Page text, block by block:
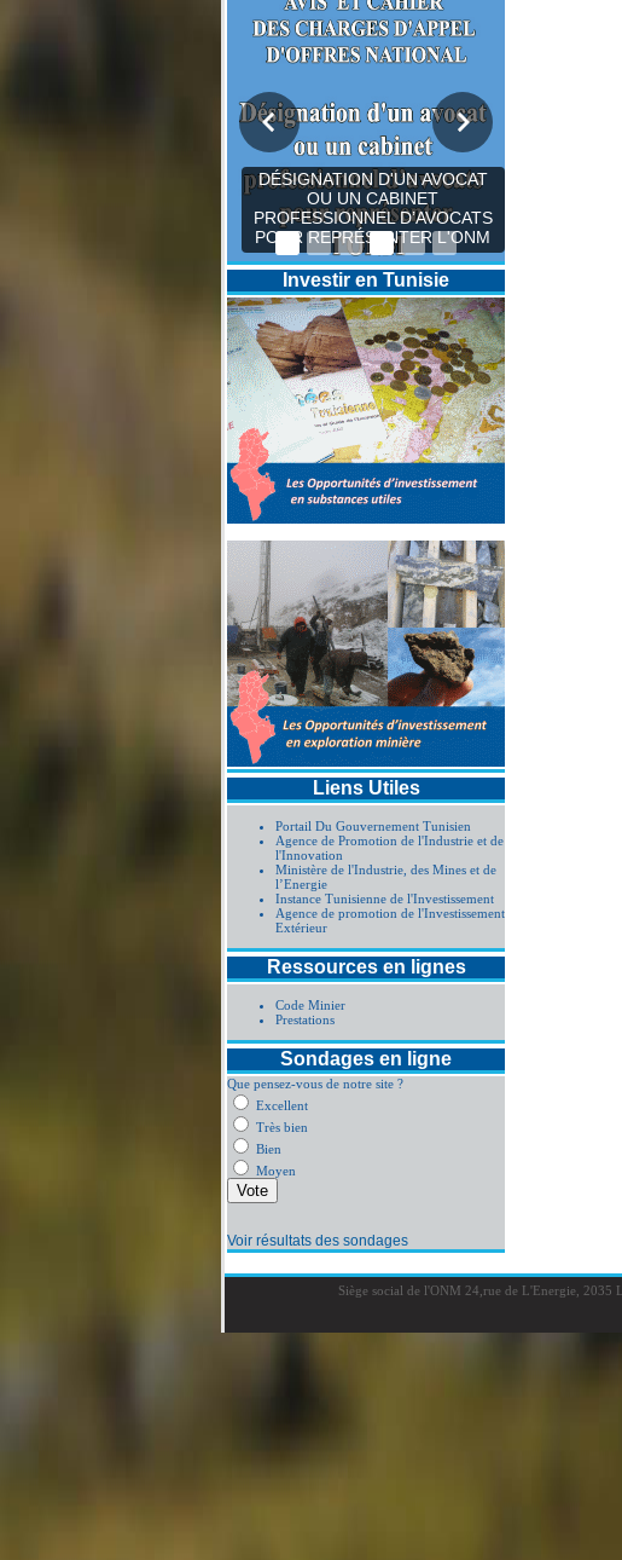
DÉSIGNATION D'UN AVOCAT
OU UN CABINET
PROFESSIONNEL D’AVOCATS
POUR REPRÉSENTER L'ONM
Investir en Tunisie
Liens Utiles
Portail Du Gouvernement Tunisien
Agence de Promotion de l'Industrie et de
l'Innovation
Ministère de l'Industrie, des Mines et de
l’Energie
Instance Tunisienne de l'Investissement
Agence de promotion de l'Investissement
Extérieur
Ressources en lignes
Code Minier
Prestations
Sondages en ligne
Que pensez-vous de notre site ?
Excellent
Très bien
Bien
Moyen
Voir résultats des sondages
Siège social de l'ONM 24,rue de L'Energie, 2035